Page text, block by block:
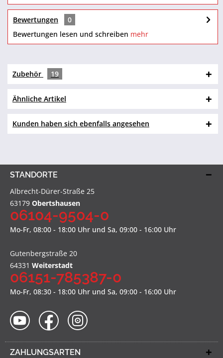
Bewertungen
0
Bewertungen lesen und schreiben mehr
Zubehör 19
Ähnliche Artikel
Kunden haben sich ebenfalls angesehen
STANDORTE
Albrecht-Dürer-Straße 25
63179 Obertshausen
06104-9504-0
Mo-Fr, 08:00 - 18:00 Uhr und Sa, 09:00 - 16:00 Uhr
Gutenbergstraße 20
64331 Weiterstadt
06151-785387-0
Mo-Fr, 08:30 - 18:00 Uhr und Sa, 09:00 - 16:00 Uhr
ZAHLUNGSARTEN